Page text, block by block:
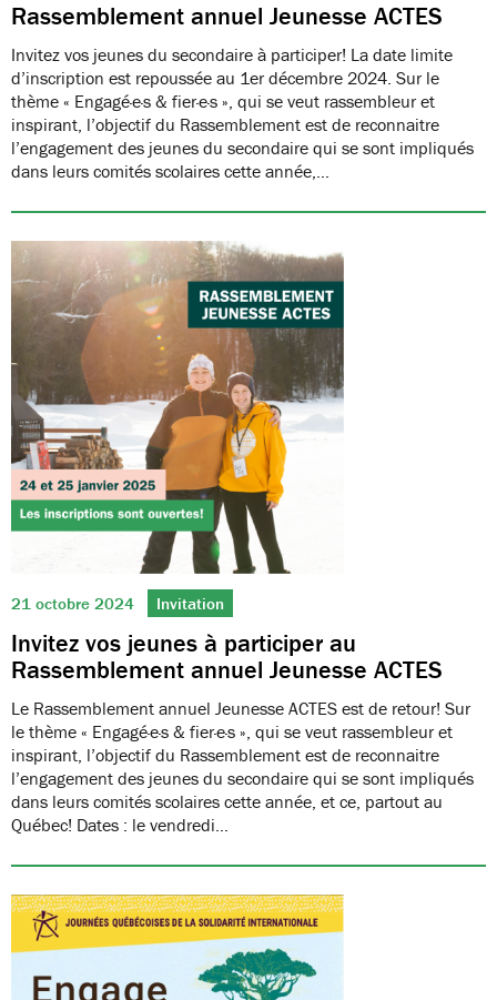
Rassemblement annuel Jeunesse ACTES
Invitez vos jeunes du secondaire à participer! La date limite
d’inscription est repoussée au 1er décembre 2024. Sur le
thème « Engagé·e·s & fier·e·s », qui se veut rassembleur et
inspirant, l’objectif du Rassemblement est de reconnaitre
l’engagement des jeunes du secondaire qui se sont impliqués
dans leurs comités scolaires cette année,…
21 octobre 2024 Invitation
Invitez vos jeunes à participer au
Rassemblement annuel Jeunesse ACTES
Le Rassemblement annuel Jeunesse ACTES est de retour! Sur
le thème « Engagé·e·s & fier·e·s », qui se veut rassembleur et
inspirant, l’objectif du Rassemblement est de reconnaitre
l’engagement des jeunes du secondaire qui se sont impliqués
dans leurs comités scolaires cette année, et ce, partout au
Québec! Dates : le vendredi…